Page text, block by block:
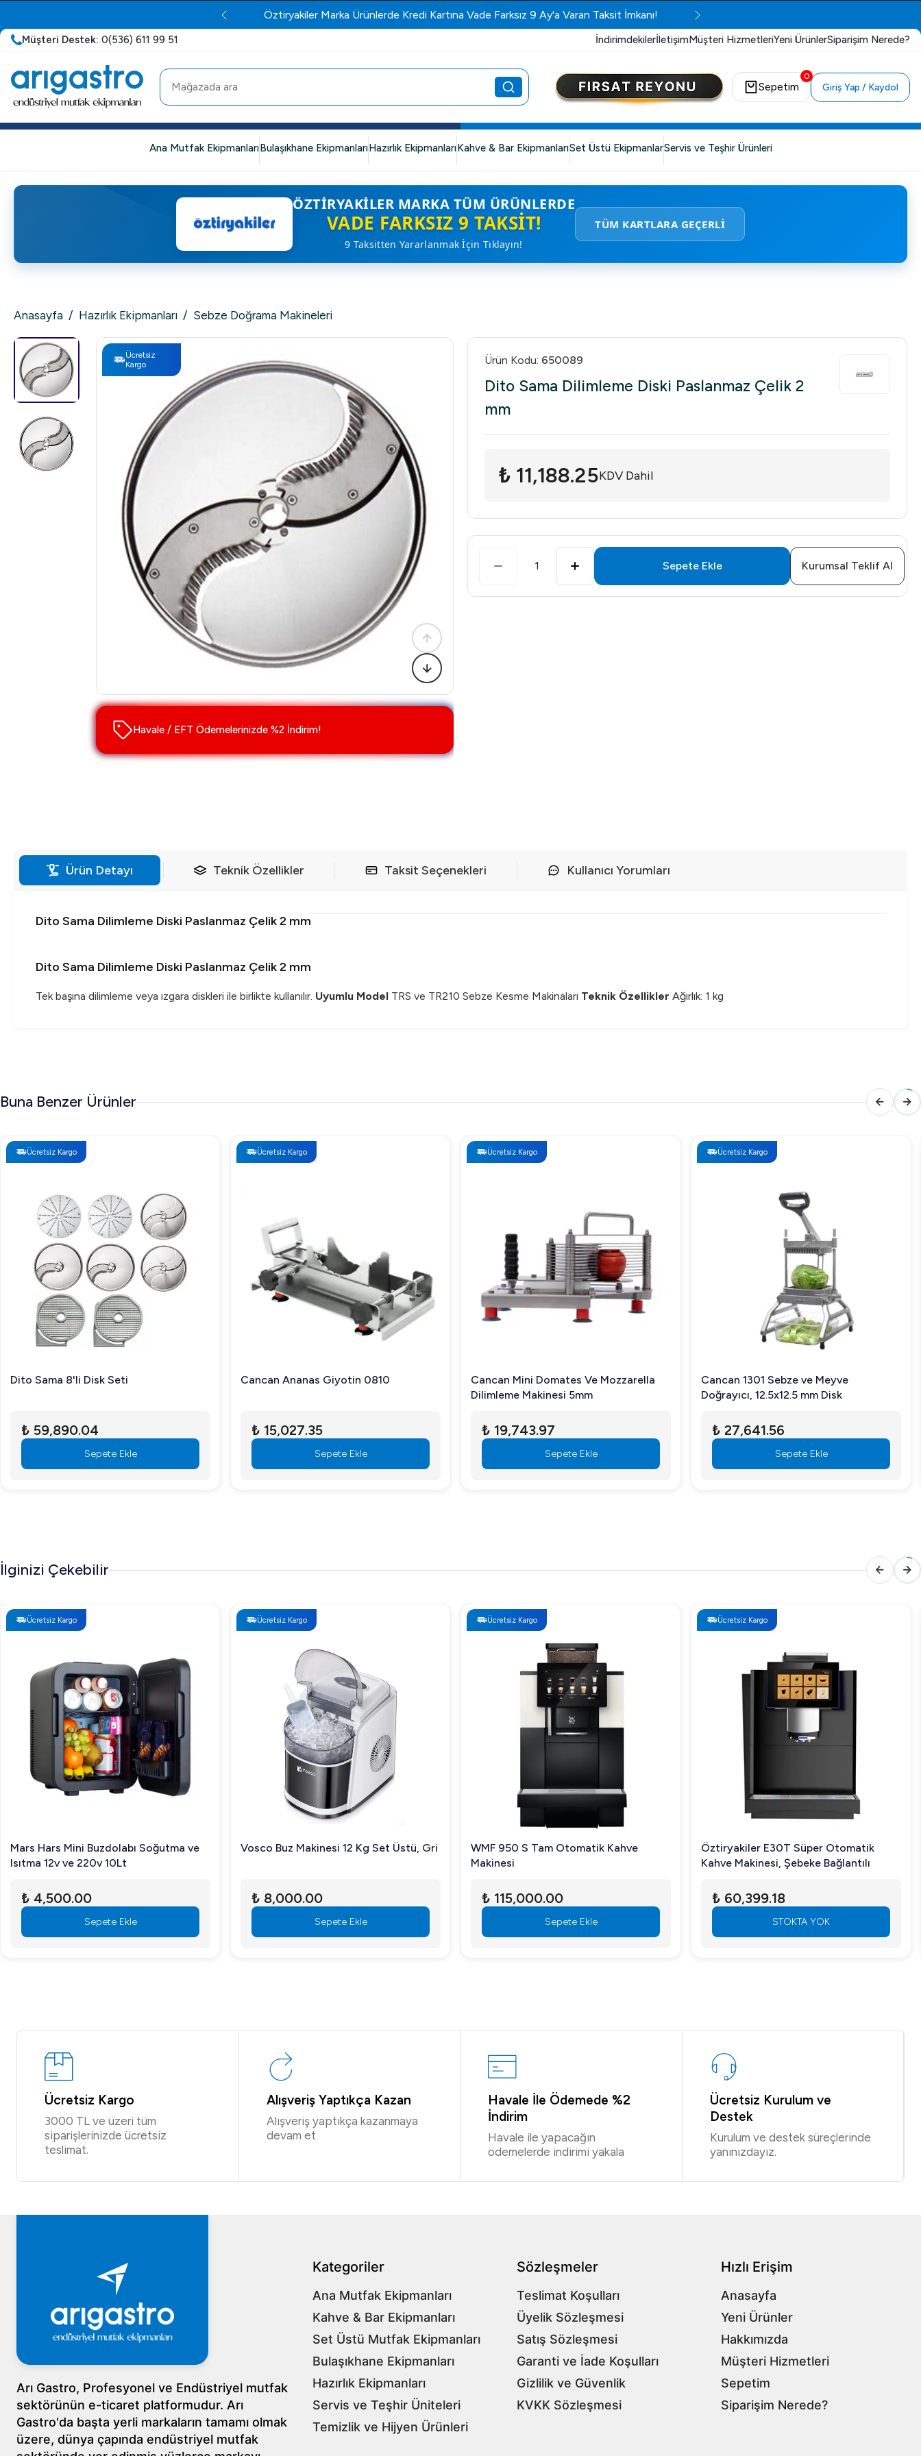
Öztiryakiler Marka Ürünlerde Kredi Kartına Vade Farksız 9 Ay'a Varan Taksit İmkanı!
Müşteri Destek: 0(536) 611 99 51 İndirimdekilerİletişimMüşteri HizmetleriYeni ÜrünlerSiparişim Nerede?
0
Sepetim Giriş Yap / Kaydol
Ana Mutfak EkipmanlarıBulaşıkhane EkipmanlarıHazırlık EkipmanlarıKahve & Bar EkipmanlarıSet Üstü EkipmanlarServis ve Teşhir Ürünleri
ÖZTIRYAKILER MARKA TÜM ÜRÜNLERDE
VADE FARKSIZ 9 TAKSIT!
9 Taksitten Yararlanmak İçin Tıklayın!
TÜM KARTLARA GEÇERLİ
Anasayfa / Hazırlık Ekipmanları / Sebze Doğrama Makineleri
Ücretsiz
Kargo
Havale / EFT Ödemelerinizde %2 İndirim!
Ürün Kodu: 650089
Dito Sama Dilimleme Diski Paslanmaz Çelik 2
mm
₺ 11,188.25KDV Dahil
1 Sepete Ekle Kurumsal Teklif Al
Ürün Detayı Teknik Özellikler Taksit Seçenekleri Kullanıcı Yorumları
Dito Sama Dilimleme Diski Paslanmaz Çelik 2 mm
Dito Sama Dilimleme Diski Paslanmaz Çelik 2 mm
Tek başına dilimleme veya ızgara diskleri ile birlikte kullanılır. Uyumlu Model TRS ve TR210 Sebze Kesme Makinaları Teknik Özellikler Ağırlık: 1 kg
Buna Benzer Ürünler
Ücretsiz Kargo
Dito Sama 8'li Disk Seti
₺ 59,890.04
Sepete Ekle
Ücretsiz Kargo
Cancan Ananas Giyotin 0810
₺ 15,027.35
Sepete Ekle
Ücretsiz Kargo
Cancan Mini Domates Ve Mozzarella
Dilimleme Makinesi 5mm
₺ 19,743.97
Sepete Ekle
Ücretsiz Kargo
Cancan 1301 Sebze ve Meyve
Doğrayıcı, 12.5x12.5 mm Disk
₺ 27,641.56
Sepete Ekle
İlginizi Çekebilir
Ücretsiz Kargo
Mars Hars Mini Buzdolabı Soğutma ve
Isıtma 12v ve 220v 10Lt
₺ 4,500.00
Sepete Ekle
Ücretsiz Kargo
Vosco Buz Makinesi 12 Kg Set Üstü, Gri
₺ 8,000.00
Sepete Ekle
Ücretsiz Kargo
WMF 950 S Tam Otomatik Kahve
Makinesi
₺ 115,000.00
Sepete Ekle
Ücretsiz Kargo
Öztiryakiler E30T Süper Otomatik
Kahve Makinesi, Şebeke Bağlantılı
₺ 60,399.18
STOKTA YOK
Ücretsiz Kargo
3000 TL ve üzeri tüm
siparişlerinizde ücretsiz
teslimat.
Alışveriş Yaptıkça Kazan
Alışveriş yaptıkça kazanmaya
devam et
Havale İle Ödemede %2
İndirim
Havale ile yapacağın
ödemelerde indirimi yakala
Ücretsiz Kurulum ve
Destek
Kurulum ve destek süreçlerinde
yanınızdayız.
Arı Gastro, Profesyonel ve Endüstriyel mutfak
sektörünün e-ticaret platformudur. Arı
Gastro'da başta yerli markaların tamamı olmak
üzere, dünya çapında endüstriyel mutfak
Kategoriler
Ana Mutfak Ekipmanları
Kahve & Bar Ekipmanları
Set Üstü Mutfak Ekipmanları
Bulaşıkhane Ekipmanları
Hazırlık Ekipmanları
Servis ve Teşhir Üniteleri
Temizlik ve Hijyen Ürünleri
Sözleşmeler
Teslimat Koşulları
Üyelik Sözleşmesi
Satış Sözleşmesi
Garanti ve İade Koşulları
Gizlilik ve Güvenlik
KVKK Sözleşmesi
Hızlı Erişim
Anasayfa
Yeni Ürünler
Hakkımızda
Müşteri Hizmetleri
Sepetim
Siparişim Nerede?